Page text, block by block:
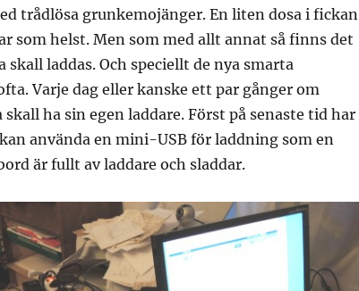
trådlösa grunkemojänger. En liten dosa i fickan
som helst. Men som med allt annat så finns det
laddas. Och speciellt de nya smarta
Varje dag eller kanske ett par gånger om
skall ha sin egen laddare. Först på senaste tid har
använda en mini-USB för laddning som en
är fullt av laddare och sladdar.